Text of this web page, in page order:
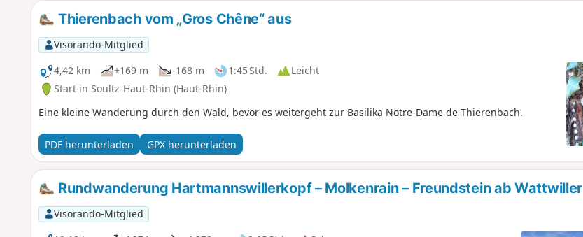
Thierenbach vom „Gros Chêne“ aus
Visorando-Mitglied
4,42 km
+169 m -168 m 1:45 Std.
Leicht
Start in Soultz-Haut-Rhin (Haut-Rhin)
Eine kleine Wanderung durch den Wald, bevor es weitergeht zur Basilika Notre-Dame de Thierenbach.
PDF herunterladen GPX herunterladen
Rundwanderung Hartmannswillerkopf – Molkenrain – Freundstein ab Wattwiller
Visorando-Mitglied